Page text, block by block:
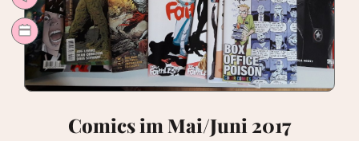
Comics im Mai/Juni 2017